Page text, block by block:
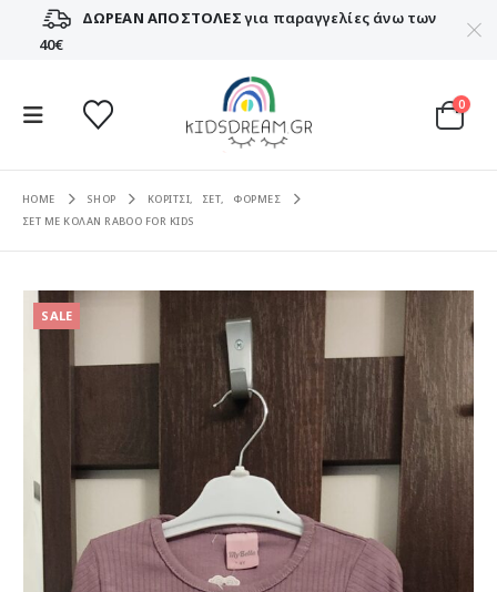
ΔΩΡΕΑΝ ΑΠΟΣΤΟΛΕΣγια παραγγελίες άνω των
40€
0
HOME SHOP ΚΟΡΙΤΣΙ, ΣΕΤ,
ΦΟΡΜΕΣ
ΣΕΤ ΜΕ ΚΟΛΑΝ RABOO FOR KIDS
SALE